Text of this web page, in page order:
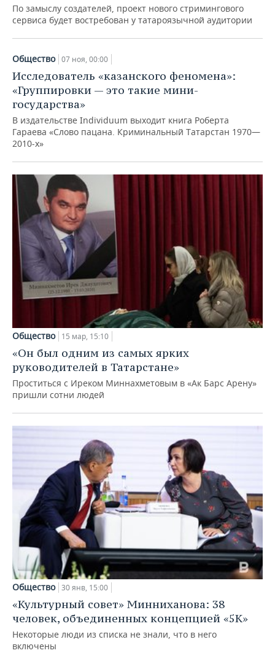
По замыслу создателей, проект нового стримингового
сервиса будет востребован у татароязычной аудитории
Общество 07 ноя, 00:00
Исследователь «казанского феномена»:
«Группировки — это такие мини-
государства»
В издательстве Individuum выходит книга Роберта
Гараева «Слово пацана. Криминальный Татарстан 1970—
2010-х»
Общество 15 мар, 15:10
«Он был одним из самых ярких
руководителей в Татарстане»
Проститься с Иреком Миннахметовым в «Ак Барс Арену»
пришли сотни людей
Общество 30 янв, 15:00
«Культурный совет» Минниханова: 38
человек, объединенных концепцией «5К»
Некоторые люди из списка не знали, что в него
включены